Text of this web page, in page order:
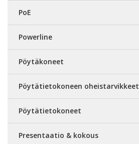
PoE
Powerline
Pöytäkoneet
Pöytätietokoneen oheistarvikkeet
Pöytätietokoneet
Presentaatio & kokous